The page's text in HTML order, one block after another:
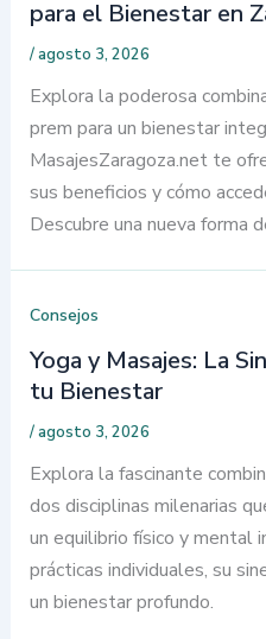
para el Bienestar en
/agosto 3, 2026
Explora la poderosa
prem para un bienestar
MasajesZaragoza.net te
sus beneficios y cómo
Descubre una nueva forma
Consejos
Yoga y Masajes: La
tu Bienestar
/agosto 3, 2026
Explora la fascinante
dos disciplinas milenarias
un equilibrio físico y mental
prácticas individuales, su
un bienestar profundo.